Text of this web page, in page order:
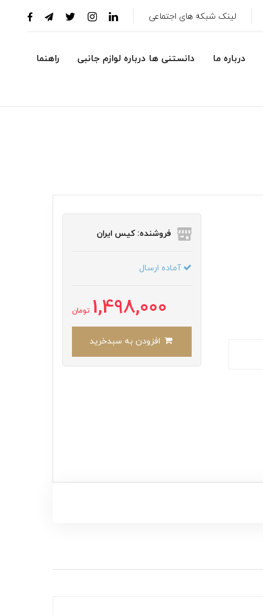
لینک شبکه های اجتماعی
درباره ما دانستنی ها درباره لوازم جانبی راهنما
فروشنده: کیس ایران
آماده ارسال
1,498,000 تومان